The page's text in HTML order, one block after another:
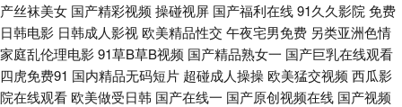
码 91网站入口免费 福利视频中文 麻豆五月久久 夜夜涩日韩好涩夜夜撸 91秦
先生视频系列 丁香六月亭亭 欧洲精品 91免费观看免 操逼漫画在线观看 久久
产丝袜美女 国产精彩视频 操碰视屏 国产福利在线91久久影院 免费
日韩电影 日韩成人影视 欧美精品性交 午夜宅男免费 另类亚洲色情
家庭乱伦理电影91草B草B视频 国产精品熟女一 国产巨乳在线观看
四虎免费91 国内精品无码短片 超碰成人操操 欧美猛交视频 西瓜影
院在线观看 欧美做受日韩 国产在线一 国产原创视频在线 国产视频